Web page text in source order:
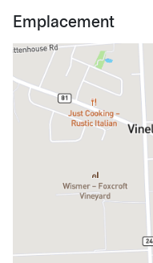
Emplacement